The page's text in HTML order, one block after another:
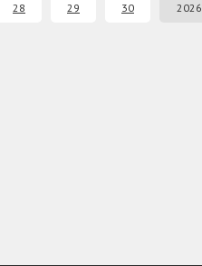
28
29
30
2026